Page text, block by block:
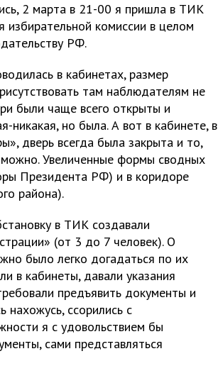
2 марта в 21-00 я пришла в ТИК
избирательной комиссии в целом
РФ.
в кабинетах, размер
там наблюдателям не
были чаще всего открыты и
никакая, но была. А вот в кабинете, в
дверь всегда была закрыта и то,
Увеличенные формы сводных
Президента РФ) и в коридоре
района).
в ТИК создавали
(от 3 до 7 человек). О
было легко догадаться по их
в кабинеты, давали указания
предъявить документы и
нахожусь, ссорились с
я с удовольствием бы
сами представляться